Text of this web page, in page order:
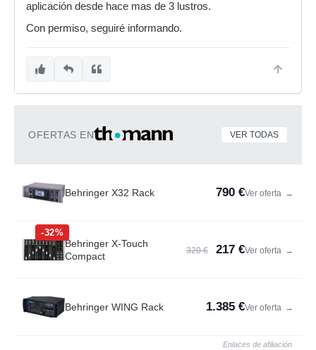
aplicación desde hace mas de 3 lustros.
Con permiso, seguiré informando.
OFERTAS EN VER TODAS
Behringer X32 Rack 790 €Ver oferta →
-32%
Behringer X-Touch
Compact
320 € 217 €Ver oferta →
Behringer WING Rack 1.385 €Ver oferta →
Enlaces de afiliación